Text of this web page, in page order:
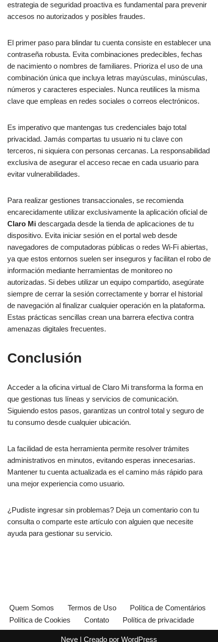
estrategia de seguridad proactiva es fundamental para prevenir
accesos no autorizados y posibles fraudes.
El primer paso para blindar tu cuenta consiste en establecer una
contraseña robusta. Evita combinaciones predecibles, fechas
de nacimiento o nombres de familiares. Prioriza el uso de una
combinación única que incluya letras mayúsculas, minúsculas,
números y caracteres especiales. Nunca reutilices la misma
clave que empleas en redes sociales o correos electrónicos.
Es imperativo que mantengas tus credenciales bajo total
privacidad. Jamás compartas tu usuario ni tu clave con
terceros, ni siquiera con personas cercanas. La responsabilidad
exclusiva de asegurar el acceso recae en cada usuario para
evitar vulnerabilidades.
Para realizar gestiones transaccionales, se recomienda
encarecidamente utilizar exclusivamente la aplicación oficial de
Claro Mi descargada desde la tienda de aplicaciones de tu
dispositivo. Evita iniciar sesión en el portal web desde
navegadores de computadoras públicas o redes Wi-Fi abiertas,
ya que estos entornos suelen ser inseguros y facilitan el robo de
información mediante herramientas de monitoreo no
autorizadas. Si debes utilizar un equipo compartido, asegúrate
siempre de cerrar la sesión correctamente y borrar el historial
de navegación al finalizar cualquier operación en la plataforma.
Estas prácticas sencillas crean una barrera efectiva contra
amenazas digitales frecuentes.
Conclusión
Acceder a la oficina virtual de Claro Mi transforma la forma en
que gestionas tus líneas y servicios de comunicación.
Siguiendo estos pasos, garantizas un control total y seguro de
tu consumo desde cualquier ubicación.
La facilidad de esta herramienta permite resolver trámites
administrativos en minutos, evitando esperas innecesarias.
Mantener tu cuenta actualizada es el camino más rápido para
una mejor experiencia como usuario.
¿Pudiste ingresar sin problemas? Deja un comentario con tu
consulta o comparte este artículo con alguien que necesite
ayuda para gestionar su servicio.
Quem Somos Termos de Uso
Política de Comentários
Política de Cookies
Contato Política de privacidade
Neve | Creado por WordPress